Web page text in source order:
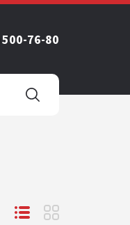
500-76-80